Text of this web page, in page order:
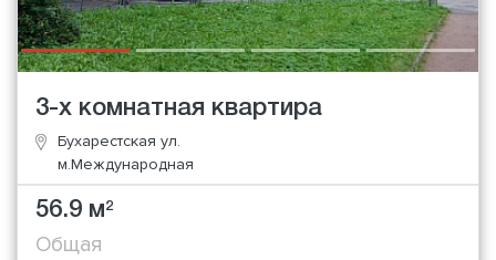
3-х комнатная квартира
Бухарестская ул.
м.Международная
56.9 м2
Общая